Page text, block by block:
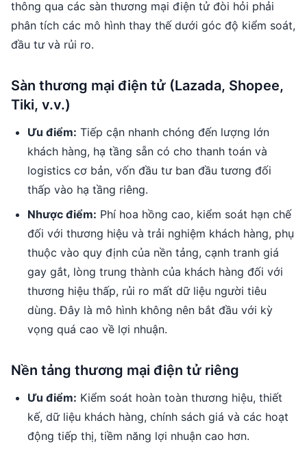
thông qua các sàn thương mại điện tử đòi hỏi phải
phân tích các mô hình thay thế dưới góc độ kiểm soát,
đầu tư và rủi ro.
Sàn thương mại điện tử (Lazada, Shopee,
Tiki, v.v.)
Ưu điểm: Tiếp cận nhanh chóng đến lượng lớn
khách hàng, hạ tầng sẵn có cho thanh toán và
logistics cơ bản, vốn đầu tư ban đầu tương đối
thấp vào hạ tầng riêng.
Nhược điểm: Phí hoa hồng cao, kiểm soát hạn chế
đối với thương hiệu và trải nghiệm khách hàng, phụ
thuộc vào quy định của nền tảng, cạnh tranh giá
gay gắt, lòng trung thành của khách hàng đối với
thương hiệu thấp, rủi ro mất dữ liệu người tiêu
dùng. Đây là mô hình không nên bắt đầu với kỳ
vọng quá cao về lợi nhuận.
Nền tảng thương mại điện tử riêng
Ưu điểm: Kiểm soát hoàn toàn thương hiệu, thiết
kế, dữ liệu khách hàng, chính sách giá và các hoạt
động tiếp thị, tiềm năng lợi nhuận cao hơn.